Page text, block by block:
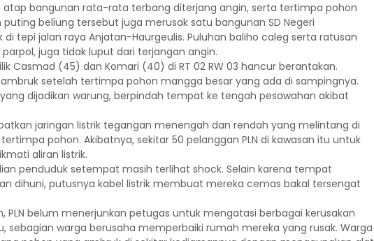
atap bangunan rata-rata terbang diterjang angin, serta tertimpa pohon
beliung tersebut juga merusak satu bangunan SD Negeri
tepi jalan raya Anjatan-Haurgeulis. Puluhan baliho caleg serta ratusan
juga tidak luput dari terjangan angin.
Casmad (45) dan Komari (40) di RT 02 RW 03 hancur berantakan.
setelah tertimpa pohon mangga besar yang ada di sampingnya.
dijadikan warung, berpindah tempat ke tengah pesawahan akibat
jaringan listrik tegangan menengah dan rendah yang melintang di
tertimpa pohon. Akibatnya, sekitar 50 pelanggan PLN di kawasan itu untuk
aliran listrik.
penduduk setempat masih terlihat shock. Selain karena tempat
dihuni, putusnya kabel listrik membuat mereka cemas bakal tersengat
PLN belum menerjunkan petugas untuk mengatasi berbagai kerusakan
sebagian warga berusaha memperbaiki rumah mereka yang rusak. Warga